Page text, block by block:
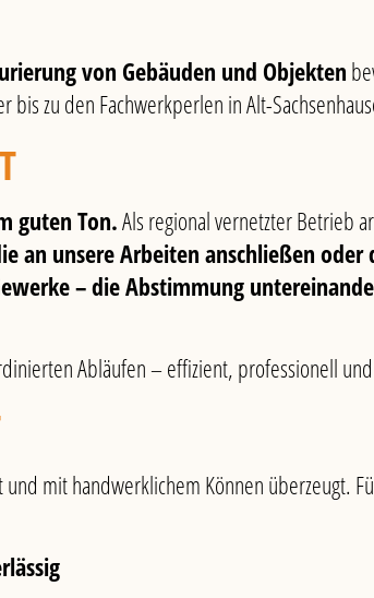
von Gebäuden und Objekten
zu den Fachwerkperlen in Alt-
guten Ton.Als regional vernetzter Betrieb
an unsere Arbeiten anschließen
– die Abstimmung
Abläufen – effizient, professionell und
mit handwerklichem Können überzeugt.